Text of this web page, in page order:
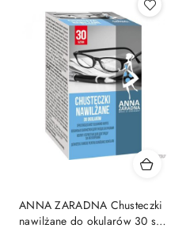
ANNA ZARADNA Chusteczki
nawilżane do okularów 30 szt.